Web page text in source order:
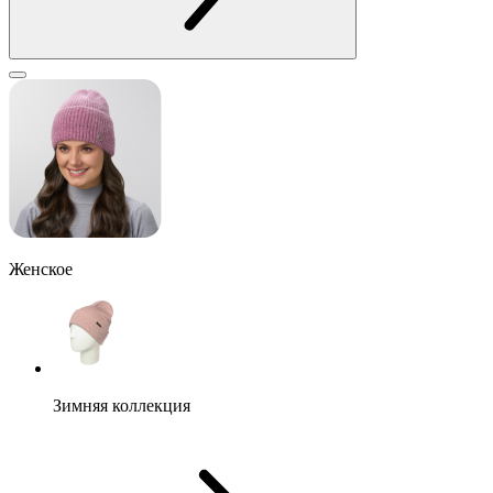
Женское
Зимняя коллекция